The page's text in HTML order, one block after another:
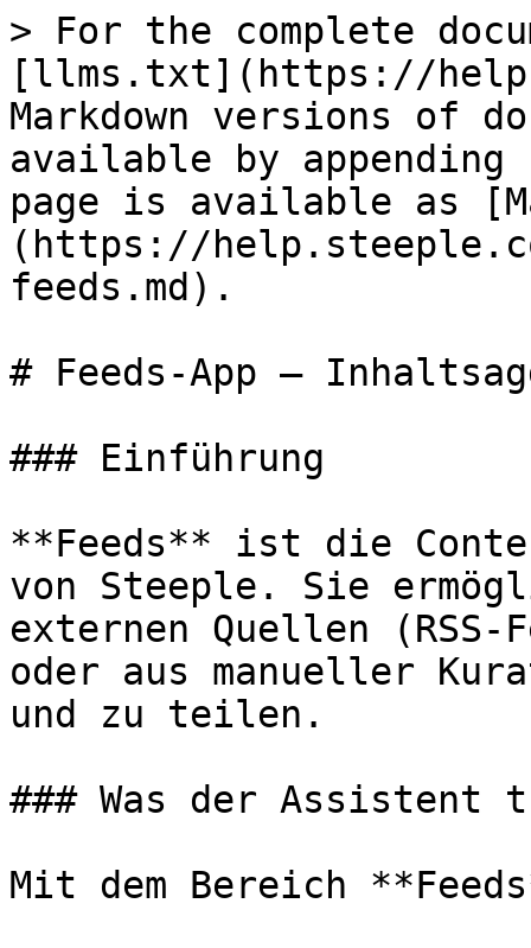
> For the complete
[llms.txt](https://
Markdown versions of
available by
page is available as
(https://
feeds.md).
# Feeds-App —
### Einführung
**Feeds** ist die
von Steeple. Sie
externen Quellen
oder aus manueller
und zu teilen.
### Was der Assistent
Mit dem Bereich